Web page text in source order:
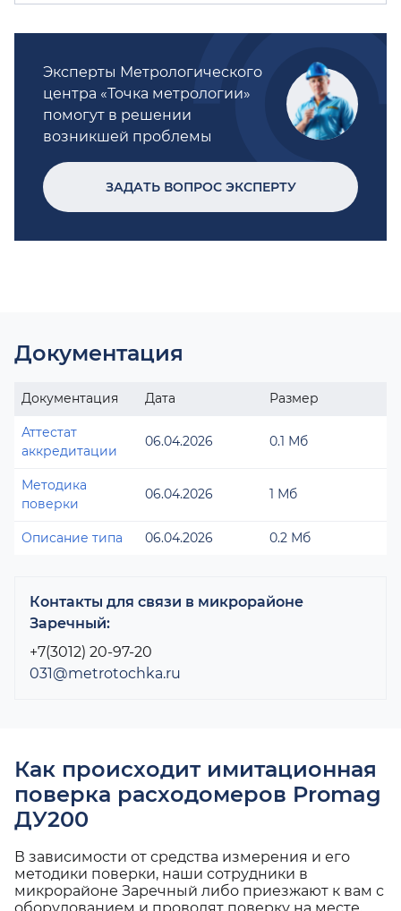
Эксперты Метрологического
центра «Точка метрологии»
помогут в решении
возникшей проблемы
ЗАДАТЬ ВОПРОС ЭКСПЕРТУ
Документация
Документация Дата Размер
Аттестат
аккредитации
06.04.2026 0.1 Мб
Методика
поверки
06.04.2026 1 Мб
Описание типа 06.04.2026 0.2 Мб
Контакты для связи в микрорайоне
Заречный:
+7(3012) 20-97-20
031@metrotochka.ru
Как происходит имитационная
поверка расходомеров Promag
ДУ200
В зависимости от средства измерения и его
методики поверки, наши сотрудники в
микрорайоне Заречный либо приезжают к вам с